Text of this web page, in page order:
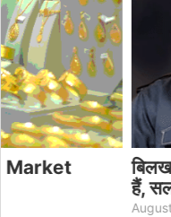
बिलखकर रो पड़े प्रदीप
हैं, सलमान से मिलने
11:12 am